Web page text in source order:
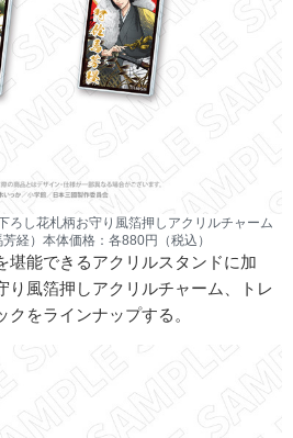
し花札柄お守り風箔押しアクリルチャーム
芳経）本体価格：各880円（税込）
堪能できるアクリルスタンドに加
り風箔押しアクリルチャーム、トレ
をラインナップする。